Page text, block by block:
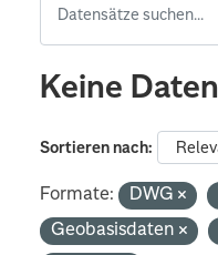
Keine
Sortieren nach
Formate: DWG
Geobasisdaten